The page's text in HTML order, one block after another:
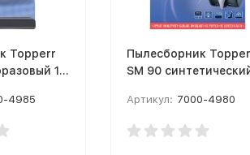
Topperr
1
4985
Пылесборник
SM 90
Артикул: 7000-4980